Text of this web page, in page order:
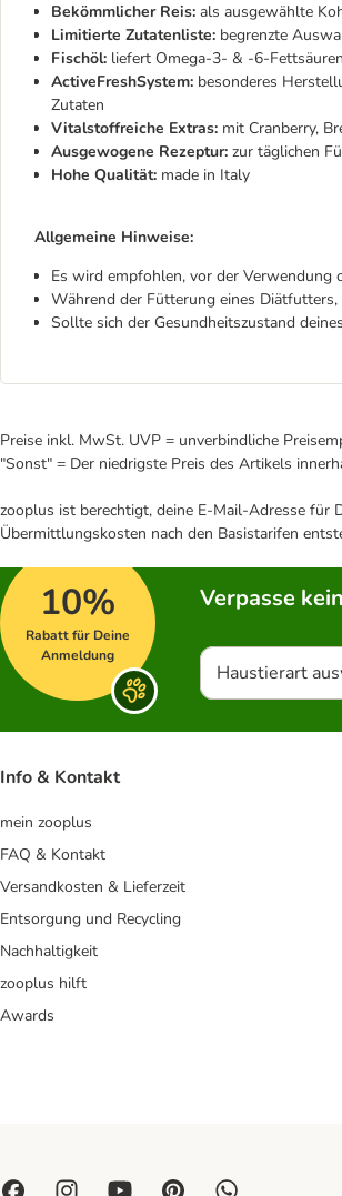
Bekömmlicher Reis: als ausgewählte
Limitierte Zutatenliste: begrenzte
Fischöl: liefert Omega-3- & -6-
ActiveFreshSystem: besonderes
Zutaten
Vitalstoffreiche Extras: mit Cranberry,
Ausgewogene Rezeptur: zur täglichen
Hohe Qualität: made in Italy
Allgemeine Hinweise:
Es wird empfohlen, vor der Verwendung
Während der Fütterung eines
Sollte sich der Gesundheitszustand
Preise inkl. MwSt. UVP = unverbindliche
"Sonst" = Der niedrigste Preis des Artikels
zooplus ist berechtigt, deine E-Mail-Adresse für
Übermittlungskosten nach den Basistarifen
10%
Rabatt für Deine
Anmeldung
Verpasse
Haustierart
Info & Kontakt
mein zooplus
FAQ & Kontakt
Versandkosten & Lieferzeit
Entsorgung und Recycling
Nachhaltigkeit
zooplus hilft
Awards